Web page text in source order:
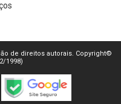
de direitos autorais. Copyright©
1998)